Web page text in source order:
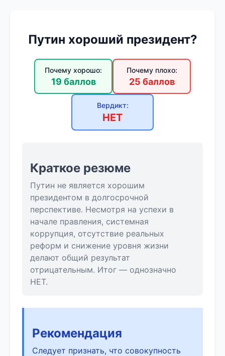
Путин хороший президент?
Почему хорошо:
19 баллов
Почему плохо:
25 баллов
Вердикт:
НЕТ
Краткое резюме
Путин не является хорошим
президентом в долгосрочной
перспективе. Несмотря на успехи в
начале правления, системная
коррупция, отсутствие реальных
реформ и снижение уровня жизни
делают общий результат
отрицательным. Итог — однозначно
НЕТ.
Рекомендация
Следует признать, что совокупность